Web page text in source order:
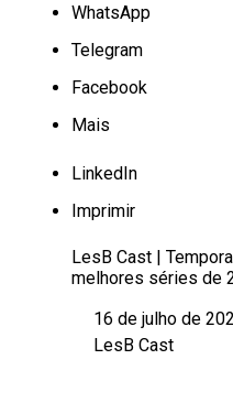
WhatsApp
Telegram
Facebook
Mais
LinkedIn
Imprimir
LesB Cast |
melhores séries de
Data16 de julho de
Em relação a
LesB Cast